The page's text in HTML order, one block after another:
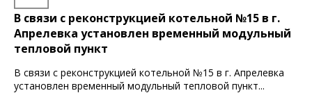
В связи с реконструкцией котельной №15 в г.
Апрелевка установлен временный модульный
тепловой пункт
В связи с реконструкцией котельной №15 в г. Апрелевка
установлен временный модульный тепловой пункт...